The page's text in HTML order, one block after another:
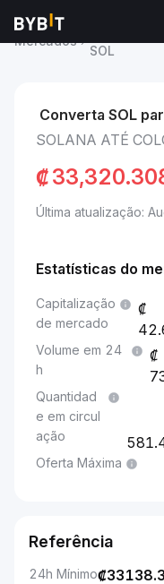
Mercados
SOL
Converta SOL
SOLANA ATÉ
₡
Última atualização:
Estatísticas do
Capitalização
de mercado
Volume em 24
h
Quantidad
e em circul
ação
Oferta Máxima
Referência
24h Mínimo₡